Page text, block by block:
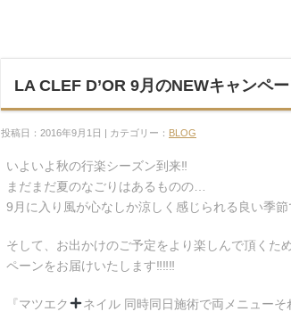
LA CLEF D’OR 9月のNEWキャンペ
投稿日：2016年9月1日 | カテゴリー： BLOG
いよいよ秋の行楽シーズン到来‼︎
まだまだ夏のなごりはあるものの…
9月に入り風が心なしか涼しく感じられる良い季節
そして、お出かけのご予定をより楽しんで頂くた
ペーンをお届けいたします‼︎‼︎‼︎
『マツエク ネイル 同時同日施術で両メニューそ